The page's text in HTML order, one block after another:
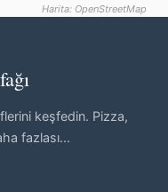
Harita: OpenStreetMap
keşfedin. Pizza,
fazlası...